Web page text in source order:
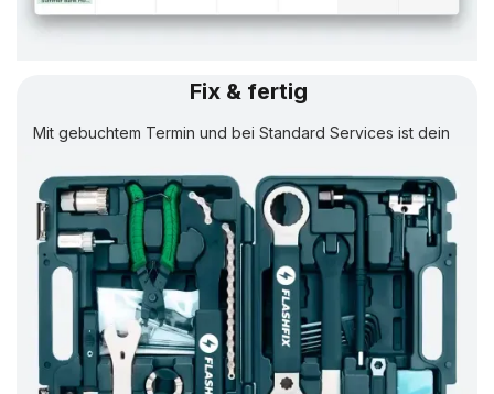
Fix & fertig
Mit gebuchtem Termin und bei Standard Services ist dein